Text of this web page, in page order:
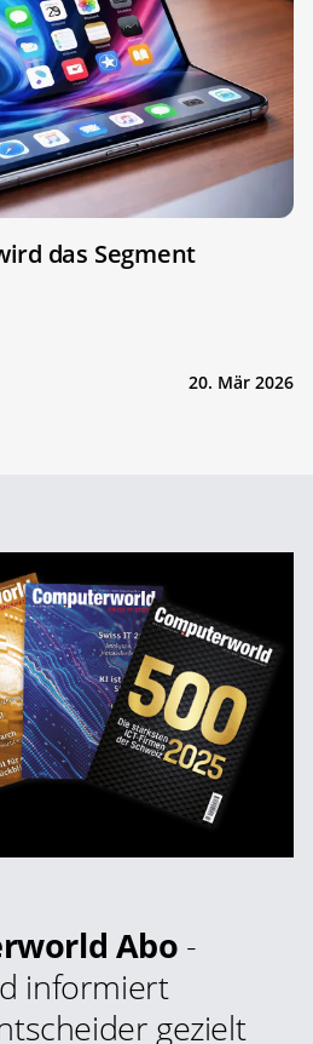
das Segment
20. Mär 2026
Abo -
informiert
gezielt